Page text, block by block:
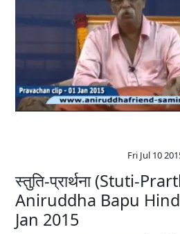
Fri Jul 10
स्तुति-प्रार्थना (Stuti-
Aniruddha Bapu‬
Jan 2015